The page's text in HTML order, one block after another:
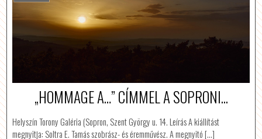
„HOMMAGE A…” CÍMMEL A SOPRONI...
Helyszín Torony Galéria (Sopron, Szent György u. 14. Leírás A kiállítást
megnyitja: Soltra E. Tamás szobrász- és éremművész. A megnyitó […]